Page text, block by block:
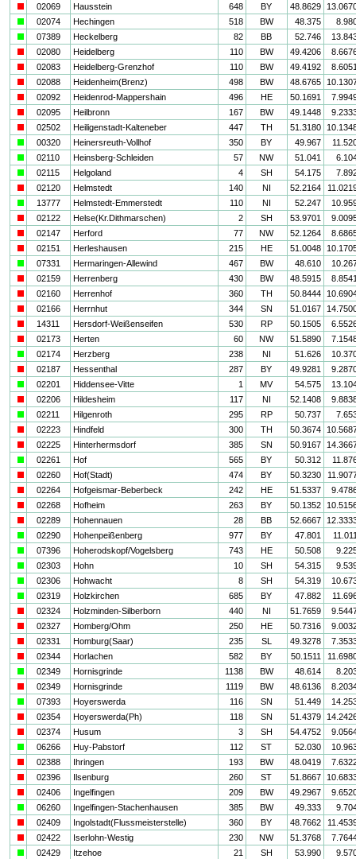
02069 Hausstein 648 BY 48.8629
02074 Hechingen 518 BW 48.375
07389 Heckelberg 82 BB 52.746
02080 Heidelberg 110 BW 49.4206
02083 Heidelberg-Grenzhof 110 BW 49.4192
02088 Heidenheim(Brenz) 498 BW 48.6765
02092 Heidenrod-Mappershain 496 HE 50.1691
02095 Heilbronn 167 BW 49.1448
02502 Heiligenstadt-Kalteneber 447 TH 51.3180
00320 Heinersreuth-Vollhof 350 BY 49.967
02110 Heinsberg-Schleiden 57 NW 51.041
02115 Helgoland 4 SH 54.175
02120 Helmstedt 140 NI 52.2164
13777 Helmstedt-Emmerstedt 110 NI 52.247
02122 Helse(Kr.Dithmarschen) 2 SH 53.9701
02147 Herford 77 NW 52.1264
02151 Herleshausen 215 HE 51.0048
07331 Hermaringen-Allewind 467 BW 48.610
02159 Herrenberg 430 BW 48.5915
02160 Herrenhof 360 TH 50.8444
02166 Herrnhut 344 SN 51.0167
14311 Hersdorf-Weißenseifen 530 RP 50.1505
02173 Herten 60 NW 51.5890
02174 Herzberg 238 NI 51.626
02187 Hessenthal 287 BY 49.9281
02201 Hiddensee-Vitte 1 MV 54.575
02206 Hildesheim 117 NI 52.1408
02211 Hilgenroth 295 RP 50.737
02223 Hindfeld 300 TH 50.3674
02225 Hinterhermsdorf 385 SN 50.9167
02261 Hof 565 BY 50.312
02260 Hof(Stadt) 474 BY 50.3230
02264 Hofgeismar-Beberbeck 242 HE 51.5337
02268 Hofheim 263 BY 50.1352
02289 Hohennauen 28 BB 52.6667
02290 Hohenpeißenberg 977 BY 47.801
07396 Hoherodskopf/Vogelsberg 743 HE 50.508
02303 Hohn 10 SH 54.315
02306 Hohwacht 8 SH 54.319
02319 Holzkirchen 685 BY 47.882
02324 Holzminden-Silberborn 440 NI 51.7659
02327 Homberg/Ohm 250 HE 50.7316
02331 Homburg(Saar) 235 SL 49.3278
02344 Horlachen 582 BY 50.1511
02349 Hornisgrinde 1138 BW 48.614
02349 Hornisgrinde 1119 BW 48.6136
07393 Hoyerswerda 116 SN 51.449
02354 Hoyerswerda(Ph) 118 SN 51.4379
02374 Husum 3 SH 54.4752
06266 Huy-Pabstorf 112 ST 52.030
02388 Ihringen 193 BW 48.0419
02396 Ilsenburg 260 ST 51.8667
02406 Ingelfingen 209 BW 49.2967
06260 Ingelfingen-Stachenhausen 385 BW 49.333
02409 Ingolstadt(Flussmeisterstelle) 360 BY 48.7662
02422 Iserlohn-Westig 230 NW 51.3768
02429 Itzehoe 21 SH 53.990